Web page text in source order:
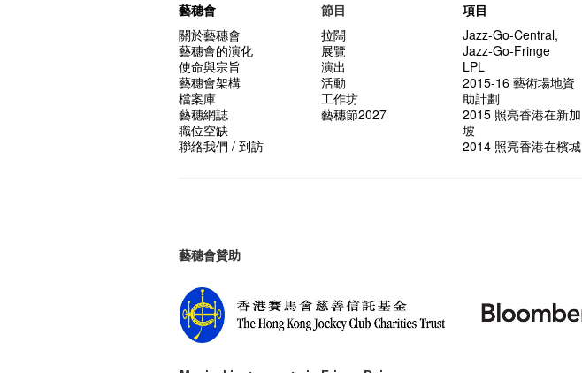
藝穗會
關於藝穗會
藝穗會的演化
使命與宗旨
藝穗會架構
檔案庫
藝穗網誌
職位空缺
聯絡我們 / 到訪
節目
拉闊
展覽
演出
活動
工作坊
藝穗節2027
項目
Jazz-Go-Central,
Jazz-Go-Fringe
LPL
2015-16 藝術場地資
助計劃
2015 照亮香港在新加
坡
2014 照亮香港在檳城
藝穗會贊助